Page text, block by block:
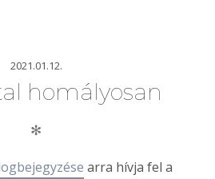
2021.01.12.
homályosan
✻
arra hívja fel a